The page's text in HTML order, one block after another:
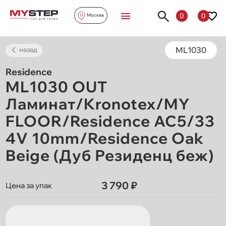
Москва 0 0
назад ML1030
Residence
ML1030 OUT
Ламинат/Kronotex/MY
FLOOR/Residence AC5/33
4V 10mm/Residence Oak
Beige (Дуб Резиденц беж)
Цена за упак 3 790 ₽